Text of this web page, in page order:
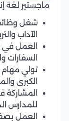
ماجستير لغة
شغل
الآداب
العمل في
السفارات
تولي مهام
الكبرى
المشاركة
للمدارس
العمل